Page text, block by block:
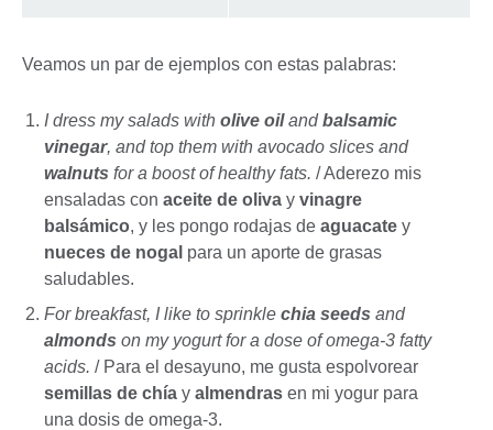
Veamos un par de ejemplos con estas palabras:
I dress my salads with olive oilandbalsamic
vinegar, and top them with avocado slices and
walnuts for a boost of healthy fats. / Aderezo mis
ensaladas con aceite de oliva y vinagre
balsámico, y les pongo rodajas de aguacate y
nueces de nogal para un aporte de grasas
saludables.
For breakfast, I like to sprinkle chia seeds and
almonds on my yogurt for a dose of omega-3 fatty
acids. / Para el desayuno, me gusta espolvorear
semillas de chía y almendras en mi yogur para
una dosis de omega-3.